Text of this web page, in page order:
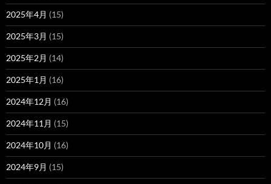
2025年4月 (15)
2025年3月 (15)
2025年2月 (14)
2025年1月 (16)
2024年12月 (16)
2024年11月 (15)
2024年10月 (16)
2024年9月 (15)